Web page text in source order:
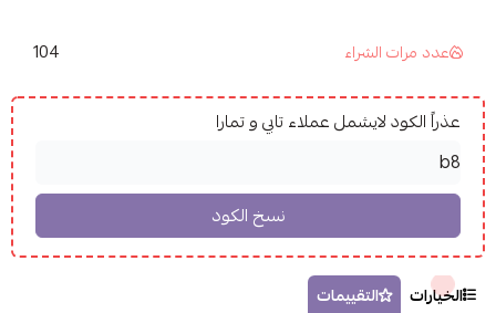
عدد مرات الشراء 104
عذراً الكود لايشمل عملاء تابي و تمارا
الخيارات
التقييمات